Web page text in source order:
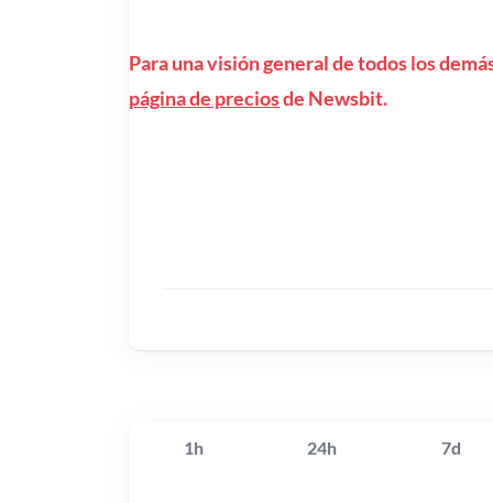
Para una visión general de todos los
página de preciosde Newsbit.
1h 24h 7d